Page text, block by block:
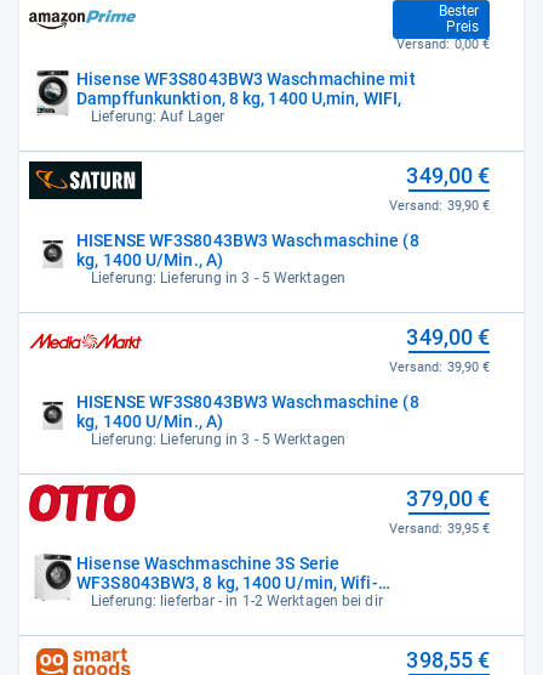
Hisense WF3S8043BW3 Waschmachine mit
Dampffunkunktion, 8 kg, 1400 U,min, WIFI,
Lieferung: Auf Lager
Bester
Preis
349,00 €
Versand: 0,00 €
HISENSE WF3S8043BW3 Waschmaschine (8
kg, 1400 U/Min., A)
Lieferung: Lieferung in 3 - 5 Werktagen
349,00 €
Versand: 39,90 €
HISENSE WF3S8043BW3 Waschmaschine (8
kg, 1400 U/Min., A)
Lieferung: Lieferung in 3 - 5 Werktagen
349,00 €
Versand: 39,90 €
Hisense Waschmaschine 3S Serie
WF3S8043BW3, 8 kg, 1400 U/min, Wifi-
ConnectLife
Lieferung: lieferbar - in 1-2 Werktagen bei dir
379,00 €
Versand: 39,95 €
398,55 €